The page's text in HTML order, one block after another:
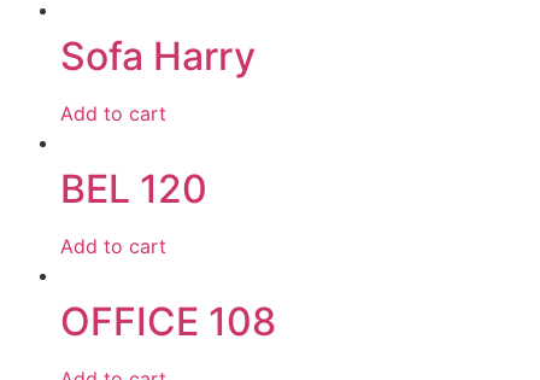
Sofa Harry
Add to cart
BEL 120
Add to cart
OFFICE 108